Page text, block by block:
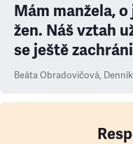
Mám manžela,
žen. Náš vztah
se ještě
Beáta Obradovičová,